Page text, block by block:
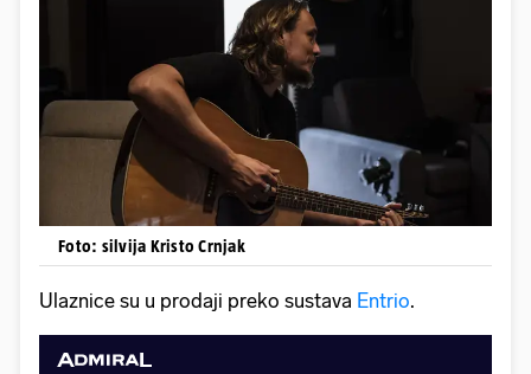
Foto: silvija Kristo Crnjak
Ulaznice su u prodaji preko sustava Entrio.